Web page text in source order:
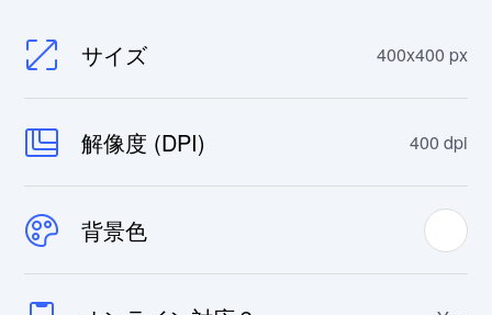
サイズ 400x400 px
解像度 (DPI) 400 dpi
背景色